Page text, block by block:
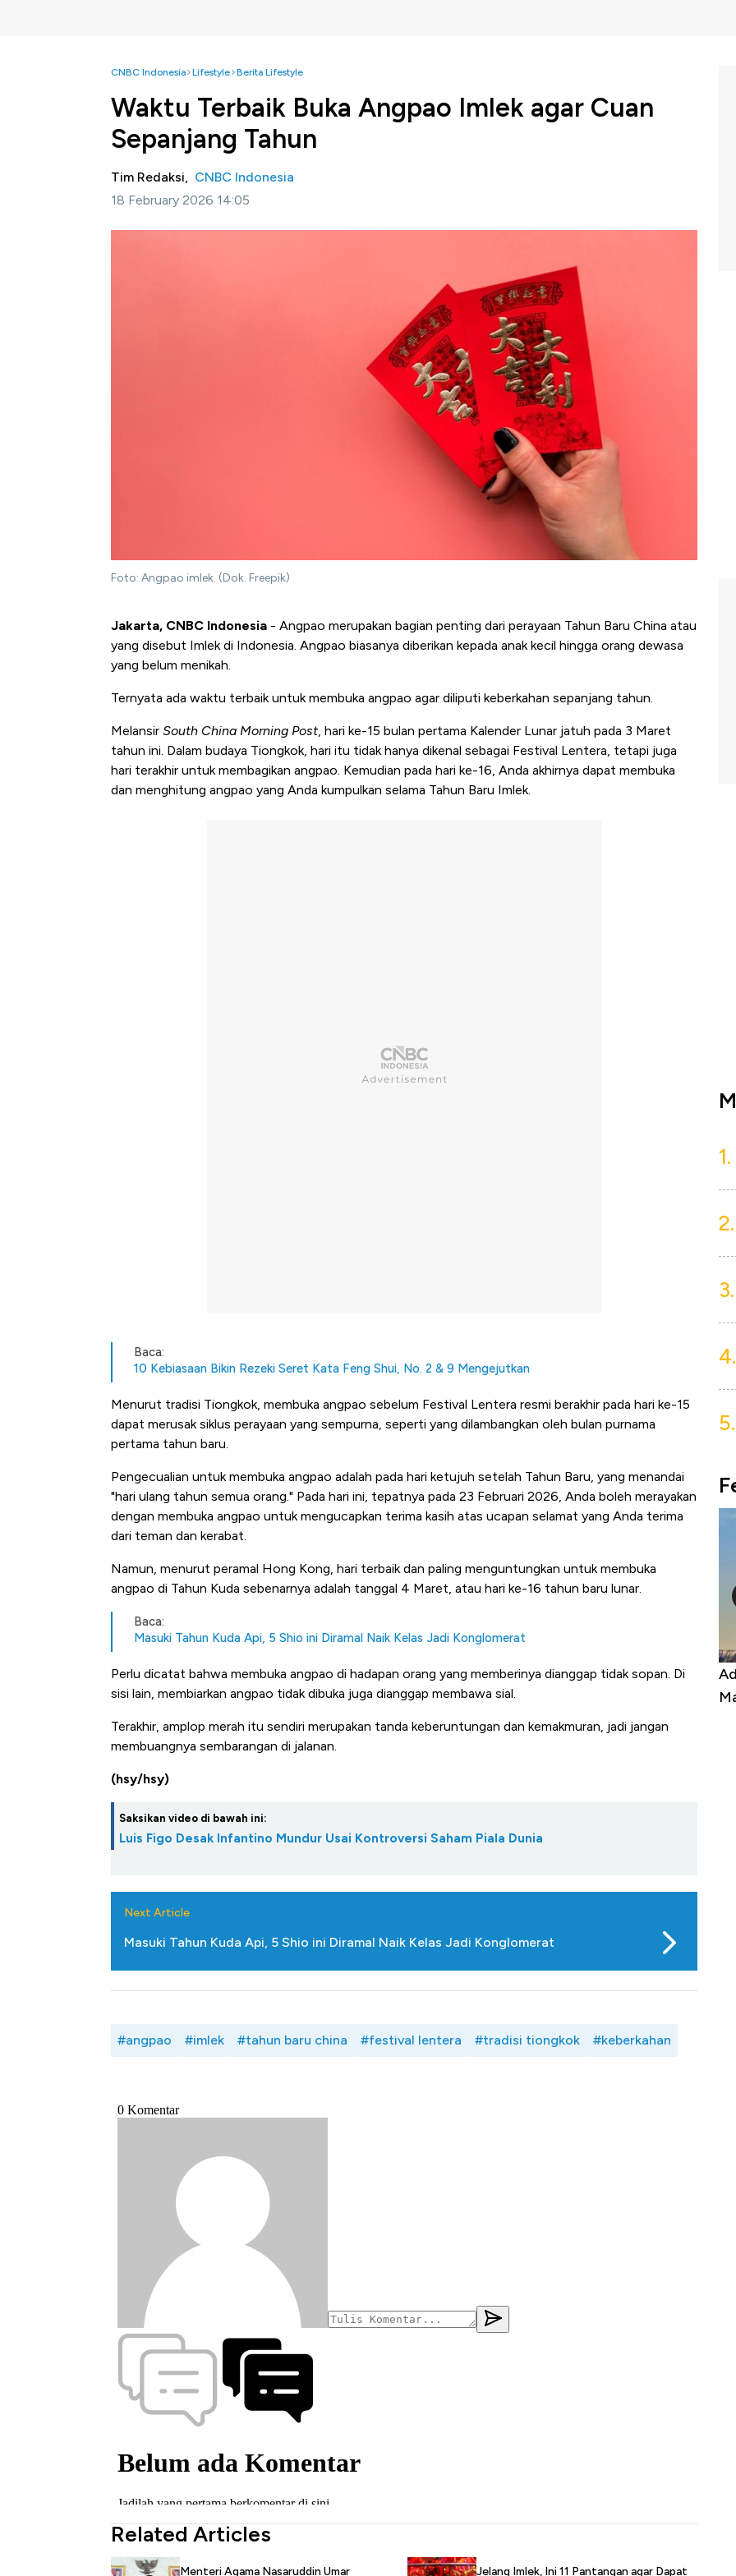
CNBC Indonesia Lifestyle Berita Lifestyle
Waktu Terbaik Buka Angpao Imlek agar Cuan
Sepanjang Tahun
Tim Redaksi, CNBC Indonesia
18 February 2026 14:05
Foto: Angpao imlek. (Dok. Freepik)
Jakarta, CNBC Indonesia - Angpao merupakan bagian penting dari perayaan Tahun Baru China atau
yang disebut Imlek di Indonesia. Angpao biasanya diberikan kepada anak kecil hingga orang dewasa
yang belum menikah.
Ternyata ada waktu terbaik untuk membuka angpao agar diliputi keberkahan sepanjang tahun.
Melansir South China Morning Post, hari ke-15 bulan pertama Kalender Lunar jatuh pada 3 Maret
tahun ini. Dalam budaya Tiongkok, hari itu tidak hanya dikenal sebagai Festival Lentera, tetapi juga
hari terakhir untuk membagikan angpao. Kemudian pada hari ke-16, Anda akhirnya dapat membuka
dan menghitung angpao yang Anda kumpulkan selama Tahun Baru Imlek.
Baca:
10 Kebiasaan Bikin Rezeki Seret Kata Feng Shui, No. 2 & 9 Mengejutkan
Menurut tradisi Tiongkok, membuka angpao sebelum Festival Lentera resmi berakhir pada hari ke-15
dapat merusak siklus perayaan yang sempurna, seperti yang dilambangkan oleh bulan purnama
pertama tahun baru.
Pengecualian untuk membuka angpao adalah pada hari ketujuh setelah Tahun Baru, yang menandai
"hari ulang tahun semua orang." Pada hari ini, tepatnya pada 23 Februari 2026, Anda boleh merayakan
dengan membuka angpao untuk mengucapkan terima kasih atas ucapan selamat yang Anda terima
dari teman dan kerabat.
Namun, menurut peramal Hong Kong, hari terbaik dan paling menguntungkan untuk membuka
angpao di Tahun Kuda sebenarnya adalah tanggal 4 Maret, atau hari ke-16 tahun baru lunar.
Baca:
Masuki Tahun Kuda Api, 5 Shio ini Diramal Naik Kelas Jadi Konglomerat
Perlu dicatat bahwa membuka angpao di hadapan orang yang memberinya dianggap tidak sopan. Di
sisi lain, membiarkan angpao tidak dibuka juga dianggap membawa sial.
Terakhir, amplop merah itu sendiri merupakan tanda keberuntungan dan kemakmuran, jadi jangan
membuangnya sembarangan di jalanan.
(hsy/hsy)
Saksikan video di bawah ini:
Luis Figo Desak Infantino Mundur Usai Kontroversi Saham Piala Dunia
Next Article
Masuki Tahun Kuda Api, 5 Shio ini Diramal Naik Kelas Jadi Konglomerat
#angpao #imlek #tahun baru china #festival lentera #tradisi tiongkok #keberkahan
Related Articles
Menteri Agama Nasaruddin Umar Jelang Imlek, Ini 11 Pantangan agar Dapat
1.
2.
3.
4.
5.
Kongo Tutup Keran Ekspor, Harga
Tembaga Terbang ke Zona Berbahaya
Adu Panas Kinerja Emiten Minyak RI,
Mana yang Cuannya Paling Menyala?